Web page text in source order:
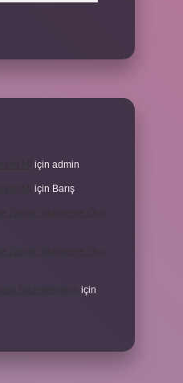
için admin
için Barış
için